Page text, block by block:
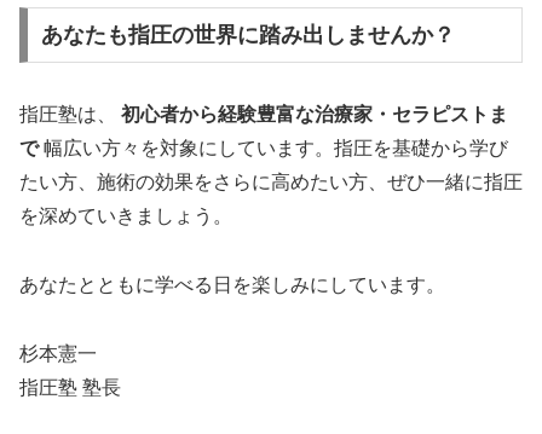
あなたも指圧の世界に踏み出しませんか？
指圧塾は、 初心者から経験豊富な治療家・セラピストま
で幅広い方々を対象にしています。指圧を基礎から学び
たい方、施術の効果をさらに高めたい方、ぜひ一緒に指圧
を深めていきましょう。
あなたとともに学べる日を楽しみにしています。
杉本憲一
指圧塾 塾長